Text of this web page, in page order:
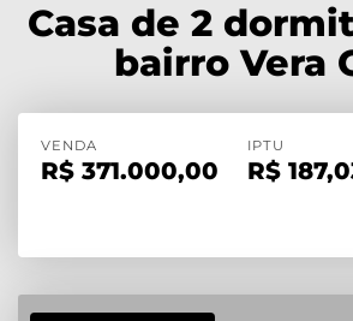
Casa de 2
bairro Vera
VENDA
R$ 371.000,00
IPTU
R$